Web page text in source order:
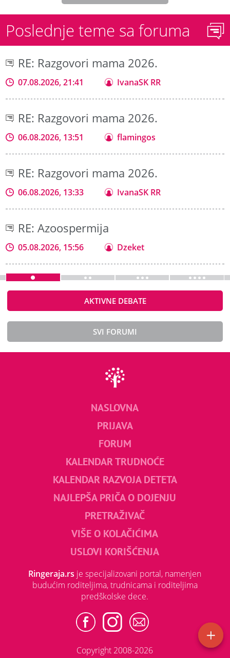
Poslednje teme sa foruma
RE: Razgovori mama 2026.
07.08.2026, 21:41 IvanaSK RR
RE: Razgovori mama 2026.
06.08.2026, 13:51 flamingos
RE: Razgovori mama 2026.
06.08.2026, 13:33 IvanaSK RR
RE: Azoospermija
05.08.2026, 15:56 Dzeket
AKTIVNE DEBATE
SVI FORUMI
NASLOVNA
PRIJAVA
FORUM
KALENDAR TRUDNOĆE
KALENDAR RAZVOJA DETETA
NAJLEPŠA PRIČA O DOJENJU
PRETRAŽIVAČ
VIŠE O KOLAČIĆIMA
USLOVI KORIŠĆENJA
Ringeraja.rs je specijalizovani portal, namenjen
budućim roditeljima, trudnicama i roditeljima
predškolske dece.
Copyright 2008-2026